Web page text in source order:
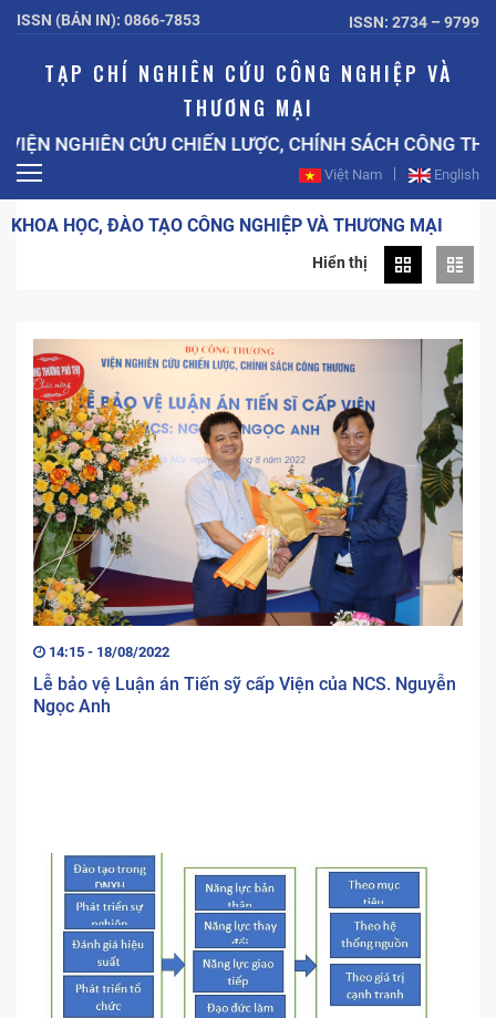
ISSN (BẢN IN): 0866-7853 ISSN: 2734 – 9799
TẠP CHÍ NGHIÊN CỨU CÔNG NGHIỆP VÀ
THƯƠNG MẠI
CỨU CHIẾN LƯỢC, CHÍNH SÁCH CÔNG THƯƠNG
Việt Nam English
KHOA HỌC, ĐÀO TẠO CÔNG NGHIỆP VÀ THƯƠNG MẠI
Hiển thị
14:15 - 18/08/2022
Lễ bảo vệ Luận án Tiến sỹ cấp Viện của NCS. Nguyễn
Ngọc Anh